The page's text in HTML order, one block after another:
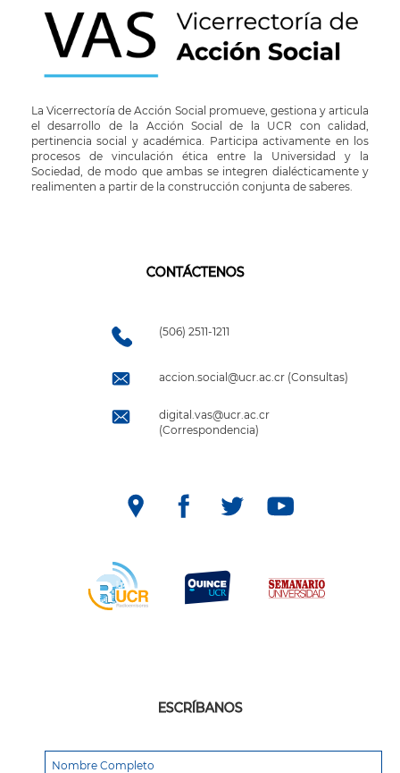
La Vicerrectoría de Acción Social promueve, gestiona y articula
el desarrollo de la Acción Social de la UCR con calidad,
pertinencia social y académica. Participa activamente en los
procesos de vinculación ética entre la Universidad y la
Sociedad, de modo que ambas se integren dialécticamente y
realimenten a partir de la construcción conjunta de saberes.
CONTÁCTENOS
(506) 2511-1211
accion.social@ucr.ac.cr (Consultas)
digital.vas@ucr.ac.cr
(Correspondencia)
ESCRÍBANOS